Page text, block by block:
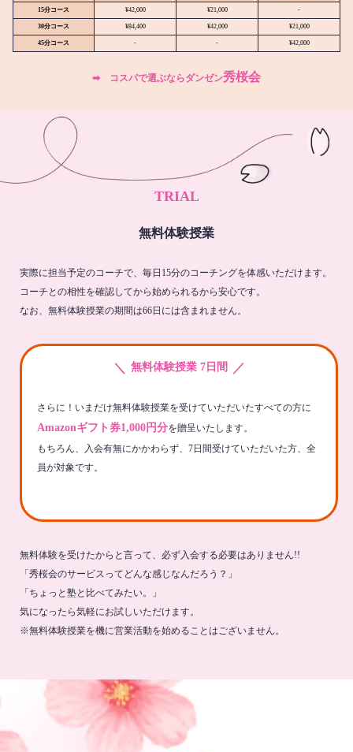
15分コース ¥42,000 ¥21,000 -
30分コース ¥84,400 ¥42,000 ¥21,000
45分コース - - ¥42,000
➡︎ コスパで選ぶならダンゼン秀桜会
TRIAL
無料体験授業
実際に担当予定のコーチで、毎日15分のコーチングを体感いただけます。
コーチとの相性を確認してから始められるから安心です。
なお、無料体験授業の期間は66日には含まれません。
＼ 無料体験授業 7日間 ／
さらに！いまだけ無料体験授業を受けていただいたすべての方に
Amazonギフト券1,000円分を贈呈いたします。
もちろん、入会有無にかかわらず、7日間受けていただいた方、全
員が対象です。
無料体験を受けたからと言って、必ず入会する必要はありません!!
「秀桜会のサービスってどんな感じなんだろう？」
「ちょっと塾と比べてみたい。」
気になったら気軽にお試しいただけます。
※無料体験授業を機に営業活動を始めることはございません。